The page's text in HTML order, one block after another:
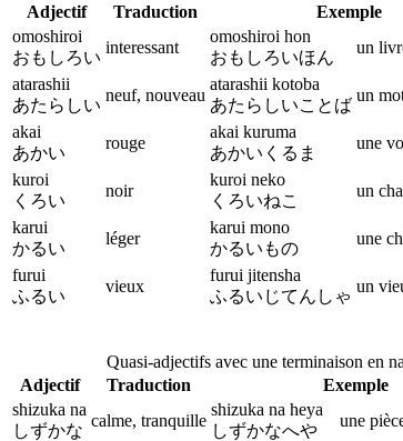
Adjectif
Traduction
Exemple
omoshiroi
おもしろい
interessant
omoshiroi hon
おもしろいほん
un
atarashii
あたらしい
neuf, nouveau
atarashii kotoba
あたらしいことば
un
akai
あかい
rouge
akai kuruma
あかいくるま
une
kuroi
くろい
noir
kuroi neko
くろいねこ
un
karui
かるい
léger
karui mono
かるいもの
une
furui
ふるい
vieux
furui jitensha
ふるいじてんしゃ
un
Quasi-adjectifs avec une terminaison en na
Adjectif
Traduction
Exemple
shizuka na
しずかな
calme, tranquille
shizuka na heya
しずかなへや
une